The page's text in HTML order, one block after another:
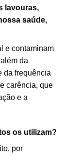
lavouras,
saúde,
e contaminam
da
da frequência
carência, que
e a
os utilizam?
por